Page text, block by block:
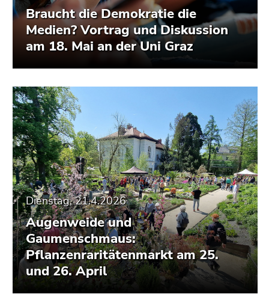
Braucht die Demokratie die
Medien? Vortrag und Diskussion
am 18. Mai an der Uni Graz
Dienstag, 21.4.2026
Augenweide und
Gaumenschmaus:
Pflanzenraritätenmarkt am 25.
und 26. April